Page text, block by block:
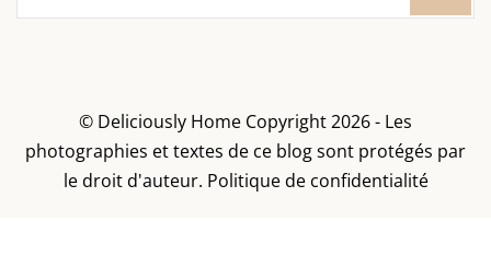
© Deliciously Home Copyright 2026 - Les
photographies et textes de ce blog sont protégés par
le droit d'auteur. Politique de confidentialité